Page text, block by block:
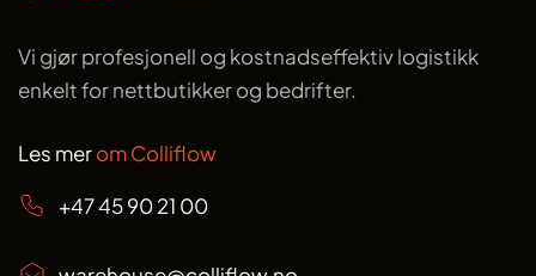
Vi gjør profesjonell og kostnadseffektiv logistikk
enkelt for nettbutikker og bedrifter.
Les merom Colliflow
+47 45 90 21 00